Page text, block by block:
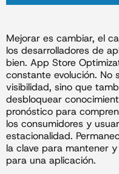
Mejorar es cambiar, el
los desarrolladores de
bien. App Store
constante evolución. No
visibilidad, sino que
desbloquear
pronóstico para
los consumidores y
estacionalidad.
la clave para mantener
para una aplicación.